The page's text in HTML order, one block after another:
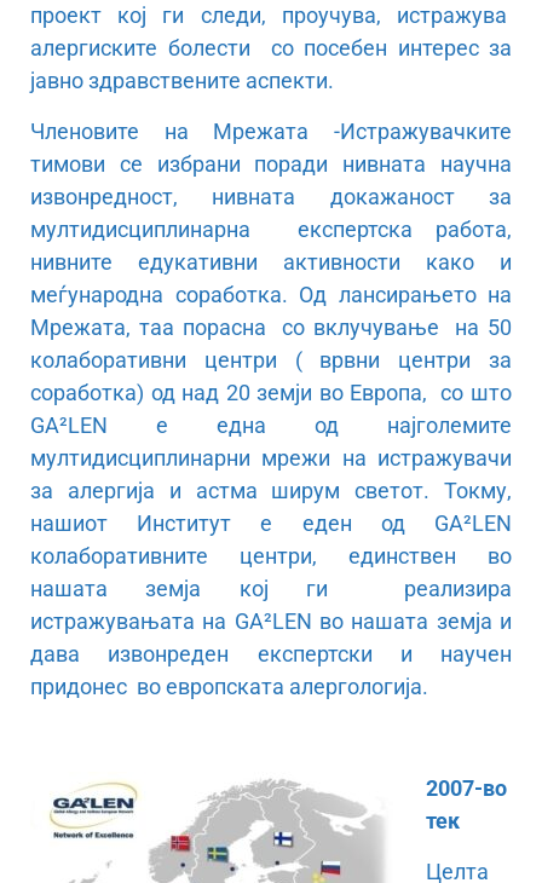
проект кој ги следи, проучува, истражува
алергиските болести со посебен интерес за
јавно здравствените аспекти.
Членовите на Мрежата -Истражувачките
тимови се избрани поради нивната научна
извонредност, нивната докажаност за
мултидисциплинарна експертска работа,
нивните едукативни активности како и
меѓународна соработка. Од лансирањето на
Мрежата, таа порасна со вклучување на 50
колаборативни центри ( врвни центри за
соработка) од над 20 земји во Европа, со што
GA²LEN е една од најголемите
мултидисциплинарни мрежи на истражувачи
за алергија и астма ширум светот. Токму,
нашиот Институт е еден од GA²LEN
колаборативните центри, единствен во
нашата земја кој ги реализира
истражувањата на GA²LEN во нашата земја и
дава извонреден експертски и научен
придонес во европската алергологија.
2007-во
тек
Целта